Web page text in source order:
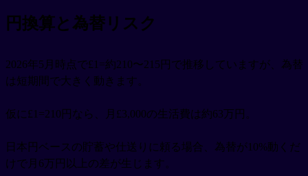
円換算と為替リスク
2026年5月時点で£1=約210〜215円で推移していますが、為替
は短期間で大きく動きます。
仮に£1=210円なら、月£3,000の生活費は約63万円。
日本円ベースの貯蓄や仕送りに頼る場合、為替が10%動くだ
けで月6万円以上の差が生じます。